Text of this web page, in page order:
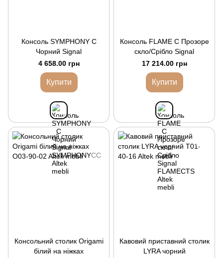
Консоль SYMPHONY C
Чорний Signal
4 658.00 грн
Купити
Консоль FLAME C Прозоре
скло/Срібло Signal
17 214.00 грн
Купити
Консольний столик Origami
білий на ніжках
Кавовий приставний столик
LYRA чорний